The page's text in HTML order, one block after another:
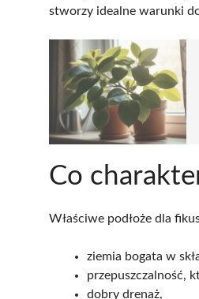
stworzy idealne warunki
Co
Właściwe podłoże dla
ziemia bogata w
przepuszczalność,
dobry drenaż,